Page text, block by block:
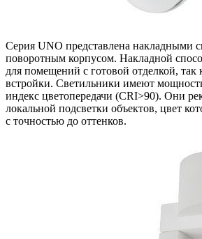
Серия UNO представлена накладными
поворотным корпусом. Накладной
для помещений с готовой отделкой, так
встройки. Светильники имеют
индекс цветопередачи (CRI>90). Они
локальной подсветки объектов, цвет
с точностью до оттенков.